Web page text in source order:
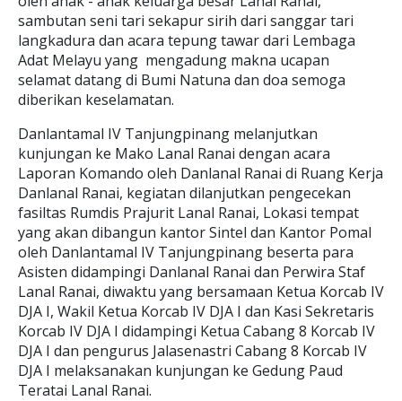
sambutan seni tari sekapur sirih dari sanggar tari
langkadura dan acara tepung tawar dari Lembaga
Adat Melayu yang mengadung makna ucapan
selamat datang di Bumi Natuna dan doa semoga
diberikan keselamatan.
Danlantamal IV Tanjungpinang melanjutkan
kunjungan ke Mako Lanal Ranai dengan acara
Laporan Komando oleh Danlanal Ranai di Ruang Kerja
Danlanal Ranai, kegiatan dilanjutkan pengecekan
fasiltas Rumdis Prajurit Lanal Ranai, Lokasi tempat
yang akan dibangun kantor Sintel dan Kantor Pomal
oleh Danlantamal IV Tanjungpinang beserta para
Asisten didampingi Danlanal Ranai dan Perwira Staf
Lanal Ranai, diwaktu yang bersamaan Ketua Korcab IV
DJA I, Wakil Ketua Korcab IV DJA I dan Kasi Sekretaris
Korcab IV DJA I didampingi Ketua Cabang 8 Korcab IV
DJA I dan pengurus Jalasenastri Cabang 8 Korcab IV
DJA I melaksanakan kunjungan ke Gedung Paud
Teratai Lanal Ranai.